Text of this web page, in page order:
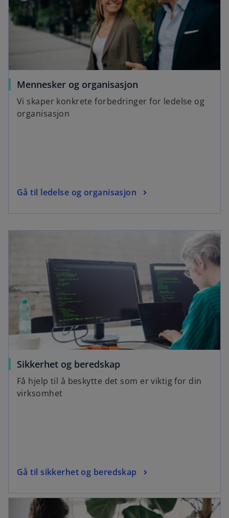
Mennesker og organisasjon
Vi skaper konkrete forbedringer for ledelse og
organisasjon
Gå til ledelse og organisasjon
Sikkerhet og beredskap
Få hjelp til å beskytte det som er viktig for din
virksomhet
Gå til sikkerhet og beredskap